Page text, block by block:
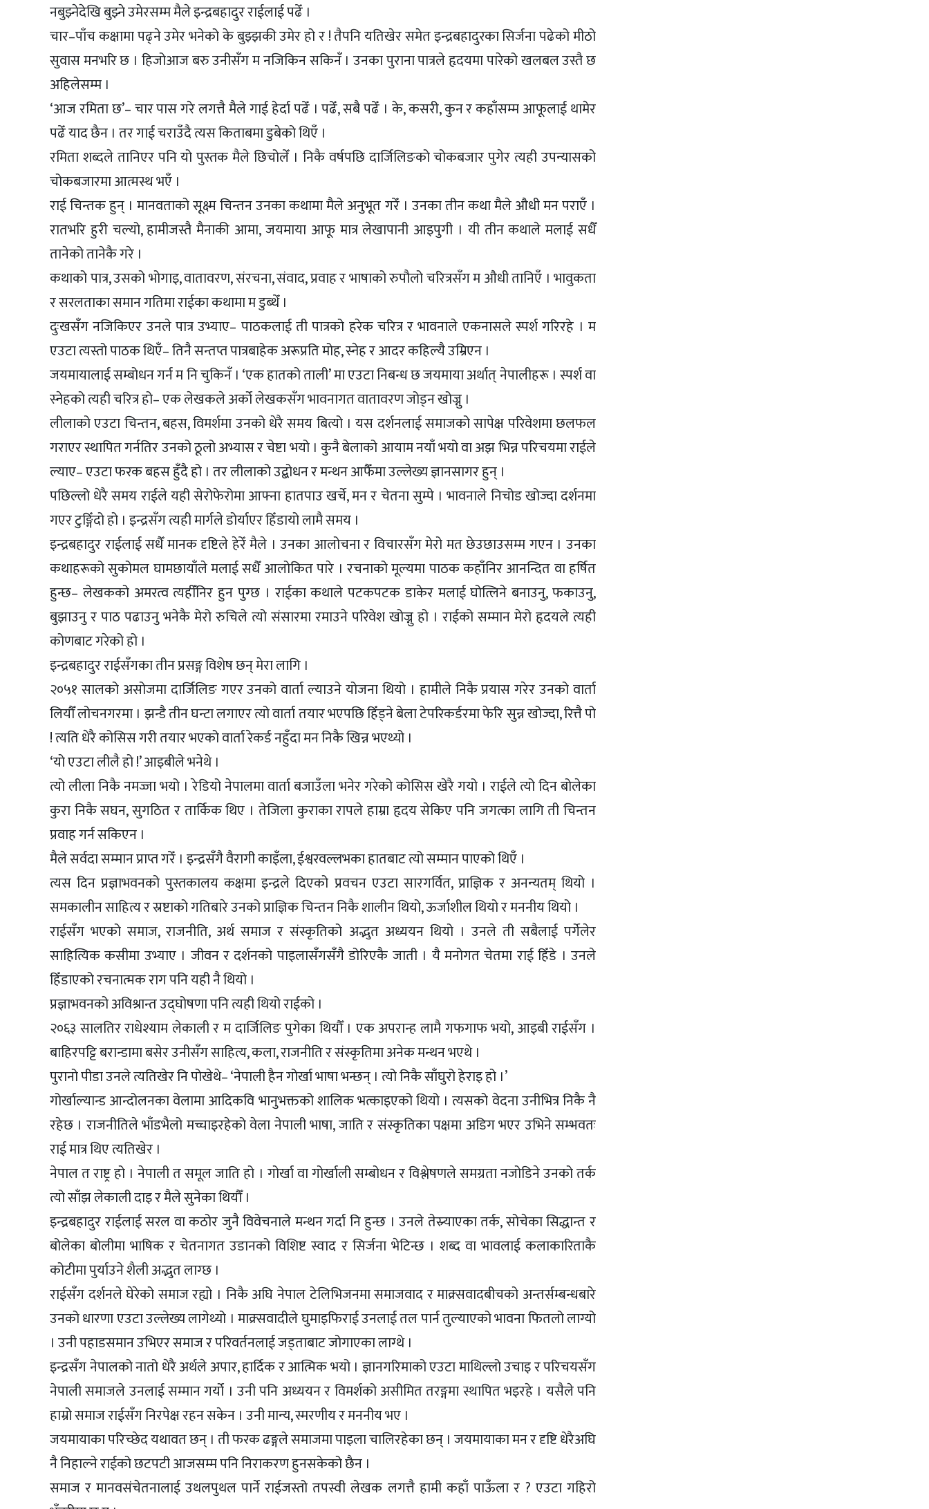
नबुझ्नेदेखि बुझ्ने उमेरसम्म मैले इन्द्रबहादुर राईलाई पढेँ ।
चार–पाँच कक्षामा पढ्ने उमेर भनेको के बुझ्झकी उमेर हो र ! तैपनि यतिखेर समेत इन्द्रबहादुरका सिर्जना पढेको मीठो
सुवास मनभरि छ । हिजोआज बरु उनीसँग म नजिकिन सकिनँ । उनका पुराना पात्रले हृदयमा पारेको खलबल उस्तै छ
अहिलेसम्म ।
‘आज रमिता छ’– चार पास गरे लगत्तै मैले गाई हेर्दा पढेँ । पढेँ, सबै पढेँ । के, कसरी, कुन र कहाँसम्म आफूलाई थामेर
पढेँ याद छैन । तर गाई चराउँदै त्यस किताबमा डुबेको थिएँ ।
रमिता शब्दले तानिएर पनि यो पुस्तक मैले छिचोलेँ । निकै वर्षपछि दार्जिलिङको चोकबजार पुगेर त्यही उपन्यासको
चोकबजारमा आत्मस्थ भएँ ।
राई चिन्तक हुन् । मानवताको सूक्ष्म चिन्तन उनका कथामा मैले अनुभूत गरेँ । उनका तीन कथा मैले औधी मन पराएँ ।
रातभरि हुरी चल्यो, हामीजस्तै मैनाकी आमा, जयमाया आफू मात्र लेखापानी आइपुगी । यी तीन कथाले मलाई सधैँ
तानेको तानेकै गरे ।
कथाको पात्र, उसको भोगाइ, वातावरण, संरचना, संवाद, प्रवाह र भाषाको रुपौलो चरित्रसँग म औधी तानिएँ । भावुकता
र सरलताका समान गतिमा राईका कथामा म डुब्थेँ ।
दुःखसँग नजिकिएर उनले पात्र उभ्याए– पाठकलाई ती पात्रको हरेक चरित्र र भावनाले एकनासले स्पर्श गरिरहे । म
एउटा त्यस्तो पाठक थिएँ– तिनै सन्तप्त पात्रबाहेक अरूप्रति मोह, स्नेह र आदर कहिल्यै उम्रिएन ।
जयमायालाई सम्बोधन गर्न म नि चुकिनँ । ‘एक हातको ताली’ मा एउटा निबन्ध छ जयमाया अर्थात् नेपालीहरू । स्पर्श वा
स्नेहको त्यही चरित्र हो– एक लेखकले अर्को लेखकसँग भावनागत वातावरण जोड्न खोज्नु ।
लीलाको एउटा चिन्तन, बहस, विमर्शमा उनको धेरै समय बित्यो । यस दर्शनलाई समाजको सापेक्ष परिवेशमा छलफल
गराएर स्थापित गर्नतिर उनको ठूलो अभ्यास र चेष्टा भयो । कुनै बेलाको आयाम नयाँ भयो वा अझ भिन्न परिचयमा राईले
ल्याए– एउटा फरक बहस हुँदै हो । तर लीलाको उद्बोधन र मन्थन आफैँमा उल्लेख्य ज्ञानसागर हुन् ।
पछिल्लो धेरै समय राईले यही सेरोफेरोमा आफ्ना हातपाउ खर्चे, मन र चेतना सुम्पे । भावनाले निचोड खोज्दा दर्शनमा
गएर टुङ्गिँदो हो । इन्द्रसँग त्यही मार्गले डोर्याएर हिँडायो लामै समय ।
इन्द्रबहादुर राईलाई सधैँ मानक दृष्टिले हेरेँ मैले । उनका आलोचना र विचारसँग मेरो मत छेउछाउसम्म गएन । उनका
कथाहरूको सुकोमल घामछायाँले मलाई सधैँ आलोकित पारे । रचनाको मूल्यमा पाठक कहाँनिर आनन्दित वा हर्षित
हुन्छ– लेखकको अमरत्व त्यहीँनिर हुन पुग्छ । राईका कथाले पटकपटक डाकेर मलाई घोत्लिने बनाउनु, फकाउनु,
बुझाउनु र पाठ पढाउनु भनेकै मेरो रुचिले त्यो संसारमा रमाउने परिवेश खोज्नु हो । राईको सम्मान मेरो हृदयले त्यही
कोणबाट गरेको हो ।
इन्द्रबहादुर राईसँगका तीन प्रसङ्ग विशेष छन् मेरा लागि ।
२०५१ सालको असोजमा दार्जिलिङ गएर उनको वार्ता ल्याउने योजना थियो । हामीले निकै प्रयास गरेर उनको वार्ता
लियौँ लोचनगरमा । झन्डै तीन घन्टा लगाएर त्यो वार्ता तयार भएपछि हिँड्ने बेला टेपरिकर्डरमा फेरि सुन्न खोज्दा, रित्तै पो
! त्यति धेरै कोसिस गरी तयार भएको वार्ता रेकर्ड नहुँदा मन निकै खिन्न भएथ्यो ।
‘यो एउटा लीलै हो !’ आइबीले भनेथे ।
त्यो लीला निकै नमज्जा भयो । रेडियो नेपालमा वार्ता बजाउँला भनेर गरेको कोसिस खेरै गयो । राईले त्यो दिन बोलेका
कुरा निकै सघन, सुगठित र तार्किक थिए । तेजिला कुराका रापले हाम्रा हृदय सेकिए पनि जगत्का लागि ती चिन्तन
प्रवाह गर्न सकिएन ।
मैले सर्वदा सम्मान प्राप्त गरेँ । इन्द्रसँगै वैरागी काइँला, ईश्वरवल्लभका हातबाट त्यो सम्मान पाएको थिएँ ।
त्यस दिन प्रज्ञाभवनको पुस्तकालय कक्षमा इन्द्रले दिएको प्रवचन एउटा सारगर्वित, प्राज्ञिक र अनन्यतम् थियो ।
समकालीन साहित्य र स्रष्टाको गतिबारे उनको प्राज्ञिक चिन्तन निकै शालीन थियो, ऊर्जाशील थियो र मननीय थियो ।
राईसँग भएको समाज, राजनीति, अर्थ समाज र संस्कृतिको अद्भुत अध्ययन थियो । उनले ती सबैलाई पर्गेलेर
साहित्यिक कसीमा उभ्याए । जीवन र दर्शनको पाइलासँगसँगै डोरिएकै जाती । यै मनोगत चेतमा राई हिँडे । उनले
हिँडाएको रचनात्मक राग पनि यही नै थियो ।
प्रज्ञाभवनको अविश्रान्त उद्घोषणा पनि त्यही थियो राईको ।
२०६३ सालतिर राधेश्याम लेकाली र म दार्जिलिङ पुगेका थियौँ । एक अपरान्ह लामै गफगाफ भयो, आइबी राईसँग ।
बाहिरपट्टि बरान्डामा बसेर उनीसँग साहित्य, कला, राजनीति र संस्कृतिमा अनेक मन्थन भएथे ।
पुरानो पीडा उनले त्यतिखेर नि पोखेथे– ‘नेपाली हैन गोर्खा भाषा भन्छन् । त्यो निकै साँघुरो हेराइ हो ।’
गोर्खाल्यान्ड आन्दोलनका वेलामा आदिकवि भानुभक्तको शालिक भत्काइएको थियो । त्यसको वेदना उनीभित्र निकै नै
रहेछ । राजनीतिले भाँडभैलो मच्चाइरहेको वेला नेपाली भाषा, जाति र संस्कृतिका पक्षमा अडिग भएर उभिने सम्भवतः
राई मात्र थिए त्यतिखेर ।
नेपाल त राष्ट्र हो । नेपाली त समूल जाति हो । गोर्खा वा गोर्खाली सम्बोधन र विश्लेषणले समग्रता नजोडिने उनको तर्क
त्यो साँझ लेकाली दाइ र मैले सुनेका थियौँ ।
इन्द्रबहादुर राईलाई सरल वा कठोर जुनै विवेचनाले मन्थन गर्दा नि हुन्छ । उनले तेस्र्याएका तर्क, सोचेका सिद्धान्त र
बोलेका बोलीमा भाषिक र चेतनागत उडानको विशिष्ट स्वाद र सिर्जना भेटिन्छ । शब्द वा भावलाई कलाकारिताकै
कोटीमा पुर्याउने शैली अद्भुत लाग्छ ।
राईसँग दर्शनले घेरेको समाज रह्यो । निकै अघि नेपाल टेलिभिजनमा समाजवाद र माक्र्सवादबीचको अन्तर्सम्बन्धबारे
उनको धारणा एउटा उल्लेख्य लागेथ्यो । माक्र्सवादीले घुमाइफिराई उनलाई तल पार्न तुल्याएको भावना फितलो लाग्यो
। उनी पहाडसमान उभिएर समाज र परिवर्तनलाई जड्ताबाट जोगाएका लाग्थे ।
इन्द्रसँग नेपालको नातो धेरै अर्थले अपार, हार्दिक र आत्मिक भयो । ज्ञानगरिमाको एउटा माथिल्लो उचाइ र परिचयसँग
नेपाली समाजले उनलाई सम्मान गर्यो । उनी पनि अध्ययन र विमर्शको असीमित तरङ्गमा स्थापित भइरहे । यसैले पनि
हाम्रो समाज राईसँग निरपेक्ष रहन सकेन । उनी मान्य, स्मरणीय र मननीय भए ।
जयमायाका परिच्छेद यथावत छन् । ती फरक ढङ्गले समाजमा पाइला चालिरहेका छन् । जयमायाका मन र दृष्टि धेरैअघि
नै निहाल्ने राईको छटपटी आजसम्म पनि निराकरण हुनसकेको छैन ।
समाज र मानवसंचेतनालाई उथलपुथल पार्ने राईजस्तो तपस्वी लेखक लगत्तै हामी कहाँ पाऊँला र ? एउटा गहिरो